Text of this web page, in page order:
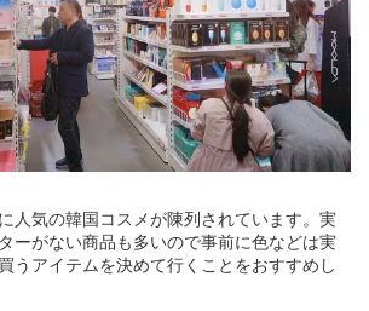
人気の韓国コスメが陳列されています。実
ーがない商品も多いので事前に色などは実
うアイテムを決めて行くことをおすすめし